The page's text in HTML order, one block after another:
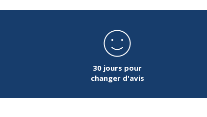
30 jours pour
changer d'avis